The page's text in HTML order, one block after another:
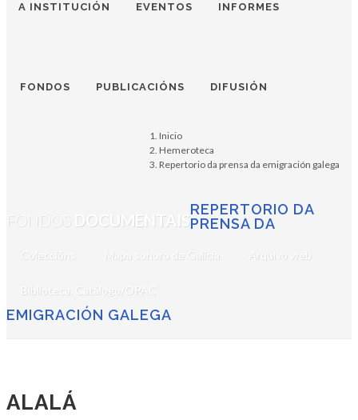
A INSTITUCIÓN EVENTOS INFORMES
FONDOS PUBLICACIÓNS DIFUSIÓN
FONDOS DOCUMENTAIS
Coleccións Mapa sonoro de Galicia Arquivo web
Biblioteca. Catálogo/OPAC
REPERTORIO DA
PRENSA DA
EMIGRACIÓN GALEGA
Inicio
Hemeroteca
Repertorio da prensa da emigración galega
ALALÁ